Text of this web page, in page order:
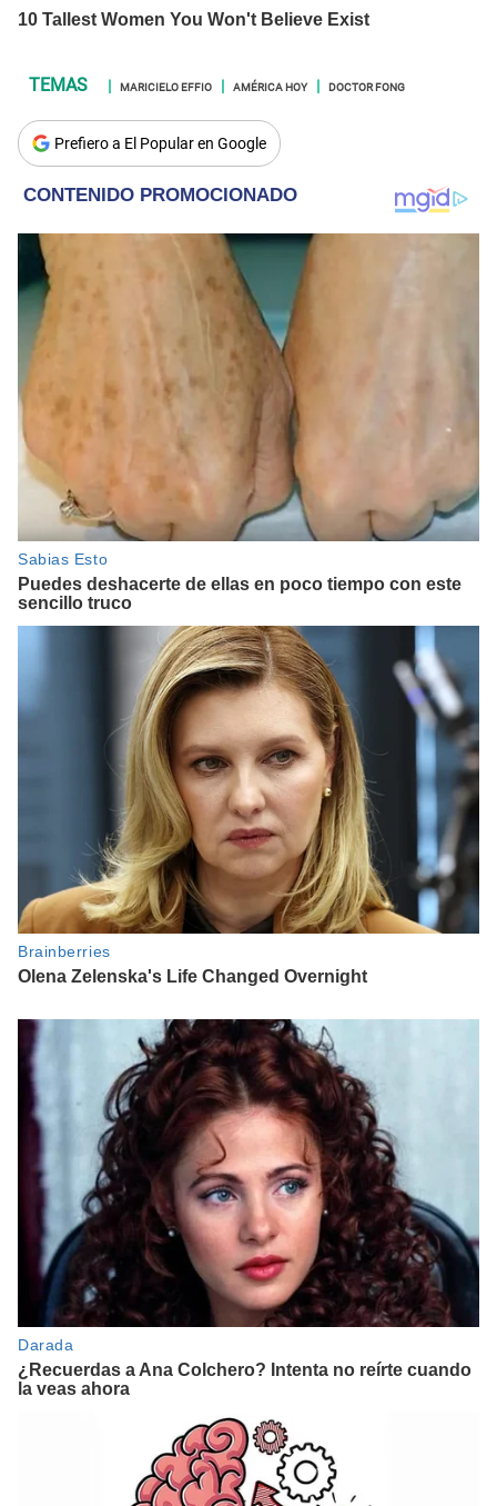
MARICIELO EFFIO AMÉRICA HOY DOCTOR FONG
Prefiero a El Popular en Google